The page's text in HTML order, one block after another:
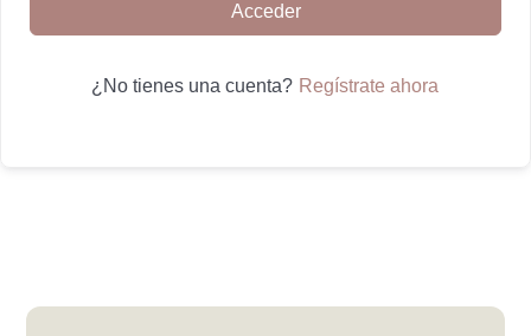
Acceder
¿No tienes una cuenta? Regístrate ahora